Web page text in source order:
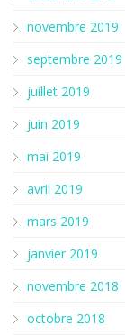
novembre 2019
septembre 2019
juillet 2019
juin 2019
mai 2019
avril 2019
mars 2019
janvier 2019
novembre 2018
octobre 2018